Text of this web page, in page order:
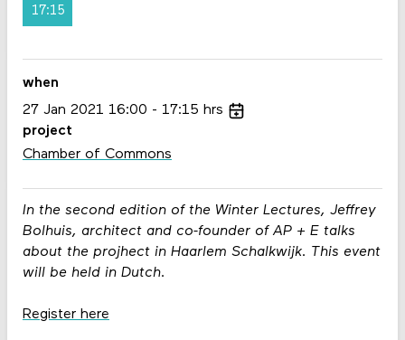
17:15
In the second edition of the Winter Lectures, Jeffrey
Bolhuis, architect and co-founder of AP + E talks
about the projhect in Haarlem Schalkwijk. This event
will be held in Dutch.
Register here
when
27 Jan 2021 16:00 17:15 hrs
project
Chamber of Commons